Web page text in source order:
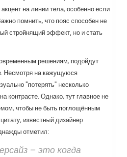
на линии тела, особенно если
помнить, что пояс способен не
стройнящий эффект, но и стать
решениям, подойдут
Несмотря на кажущуюся
"потерять" несколько
контрасте. Однако, тут главное не
чтобы не быть поглощённым
известный дизайнер
отметил:
– это когда